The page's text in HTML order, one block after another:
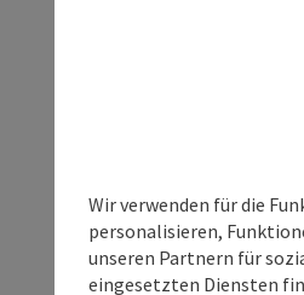
Wir verwenden für die
personalisieren,
unseren Partnern für
eingesetzten Diensten